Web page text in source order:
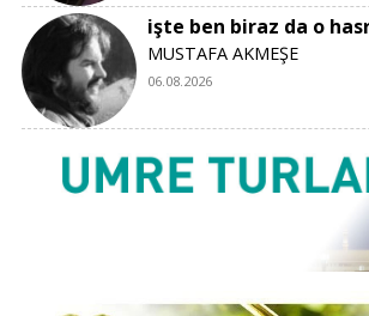
işte ben biraz da o
MUSTAFA AKMEŞE
06.08.2026